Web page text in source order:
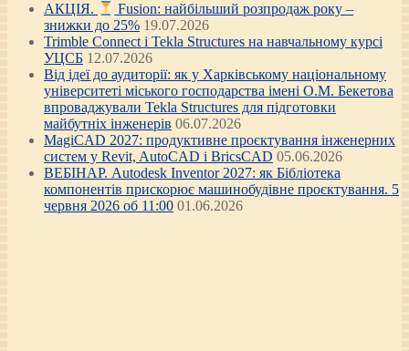
АКЦІЯ.
Fusion: найбільший розпродаж року –
знижки до 25% 19.07.2026
Trimble Connect і Tekla Structures на навчальному курсі
УЦСБ 12.07.2026
Від ідеї до аудиторії: як у Харківському національному
університеті міського господарства імені О.М. Бекетова
впроваджували Tekla Structures для підготовки
майбутніх інженерів 06.07.2026
MagiCAD 2027: продуктивне проєктування інженерних
систем у Revit, AutoCAD і BricsCAD 05.06.2026
ВЕБІНАР. Autodesk Inventor 2027: як Бібліотека
компонентів прискорює машинобудівне проєктування. 5
червня 2026 об 11:00 01.06.2026